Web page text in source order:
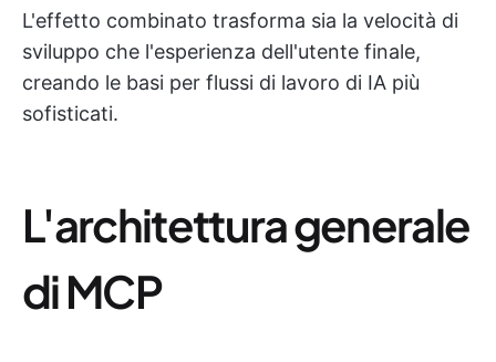
L'effetto combinato trasforma sia la velocità di
sviluppo che l'esperienza dell'utente finale,
creando le basi per flussi di lavoro di IA più
sofisticati.
L'architettura generale
di MCP